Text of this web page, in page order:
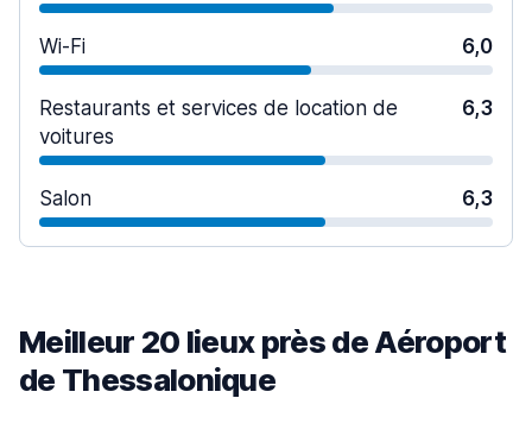
Wi-Fi 6,0
Restaurants et services de location de
voitures
6,3
Salon 6,3
Meilleur 20 lieux près de Aéroport
de Thessalonique